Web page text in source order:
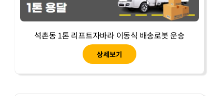
석촌동 1톤 리프트자바라 이동식 배송로봇 운송
상세보기